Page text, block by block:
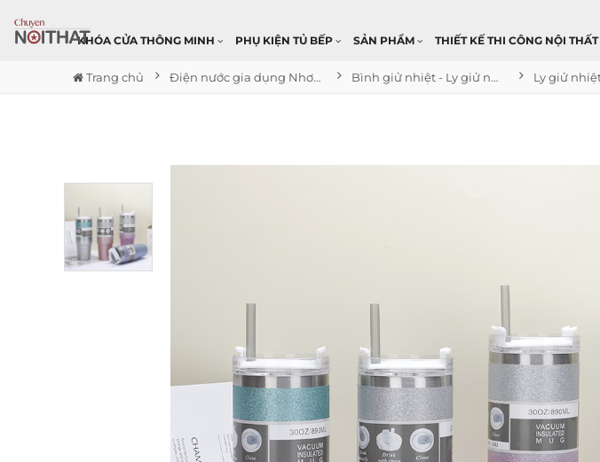
KHÓA CỬA THÔNG MINH PHỤ KIỆN TỦ BẾP SẢN PHẨM THIẾT KẾ THI CÔNG NỘI THẤT
Trang chủ Điện nước gia dụng Nhơn Trạch Bình giử nhiệt - Ly giử nhiệt